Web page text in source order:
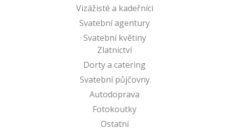
Vizážisté a kadeřníci
Svatební agentury
Svatební květiny
Zlatnictví
Dorty a catering
Svatební půjčovny
Autodoprava
Fotokoutky
Ostatní